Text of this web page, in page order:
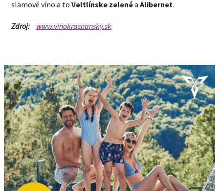
slamové víno a to Veltlínske zelenéa Alibernet.
Zdroj: www.vinokrasnansky.sk